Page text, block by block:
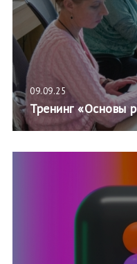
09.09.25
Тренинг «Основы